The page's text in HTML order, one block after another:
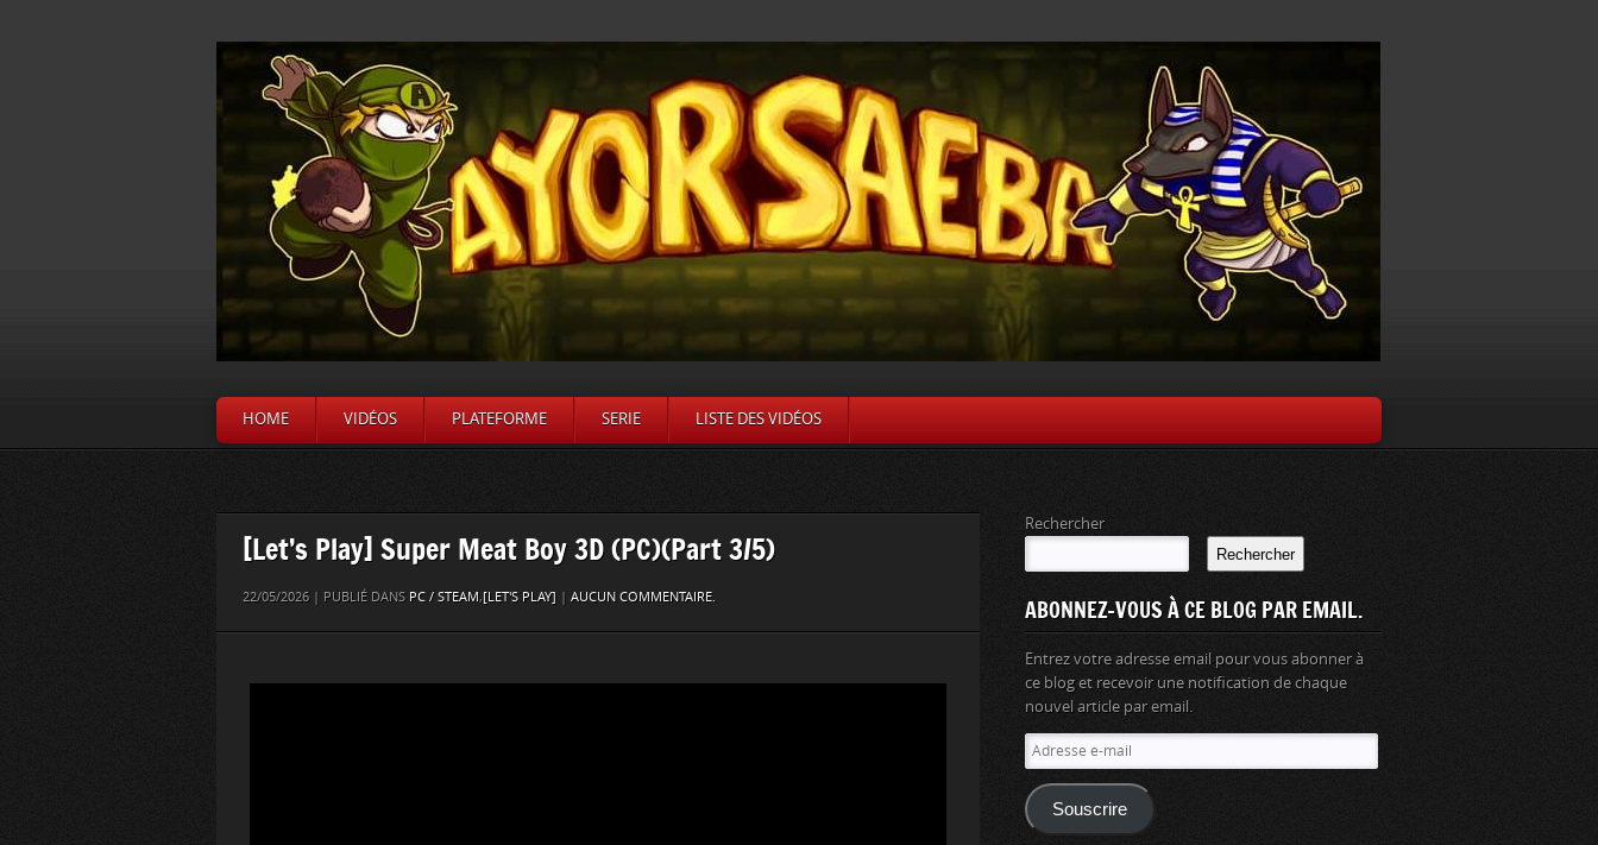
HOME VIDÉOS PLATEFORME SERIE LISTE DES VIDÉOS
[Let’s Play] Super Meat Boy 3D (PC)(Part 3/5)
22/05/2026 | PUBLIÉ DANS PC / STEAM,[LET'S PLAY] | AUCUN COMMENTAIRE.
Rechercher
Rechercher
ABONNEZ-VOUS À CE BLOG PAR EMAIL.
Entrez votre adresse email pour vous abonner à
ce blog et recevoir une notification de chaque
nouvel article par email.
Adresse
e-
mail
Souscrire